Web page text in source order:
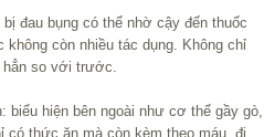
đau bụng có thể nhờ cậy đến thuốc
còn nhiều tác dụng. Không chỉ
so với trước.
biểu hiện bên ngoài như cơ thể gầy gò,
có thức ăn mà còn kèm theo máu, đi